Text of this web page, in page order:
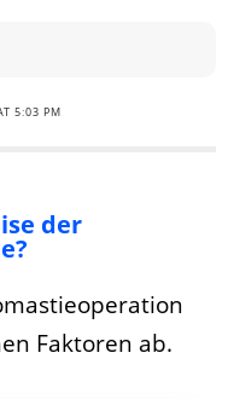
5:03 PM
der
Faktoren ab.